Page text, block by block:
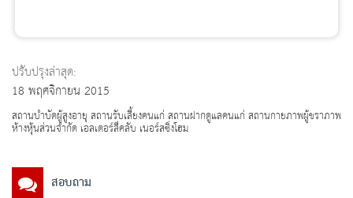
ปรับปรุงล่าสุด:
18 พฤศจิกายน 2015
สถานบำบัดผู้สูงอายุ สถานรับเลี้ยงคนแก่ สถานฝากดูแลคนแก่ สถานกายภาพผู้ชราภาพ
ห้างหุ้นส่วนจำกัด เอลเดอร์ลี่คลับ เนอร์สซิ่งโฮม
สอบถาม